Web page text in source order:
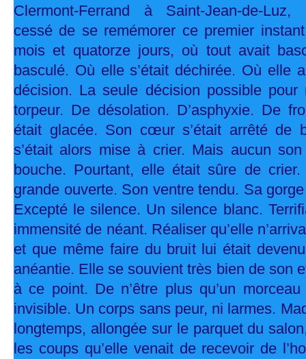
Clermont-Ferrand à Saint-Jean-de-Luz,
cessé de se remémorer ce premier
mois et quatorze jours, où tout avait
basculé. Où elle s’était déchirée. Où elle
décision. La seule décision possible
torpeur. De désolation. D’asphyxie. De
était glacée. Son cœur s’était arrêté de
s’était alors mise à crier. Mais aucun
bouche. Pourtant, elle était sûre de
grande ouverte. Son ventre tendu. Sa
Excepté le silence. Un silence blanc.
immensité de néant. Réaliser qu’elle
et que même faire du bruit lui était
anéantie. Elle se souvient très bien de son
à ce point. De n’être plus qu’un
invisible. Un corps sans peur, ni larmes.
longtemps, allongée sur le parquet du
les coups qu’elle venait de recevoir de